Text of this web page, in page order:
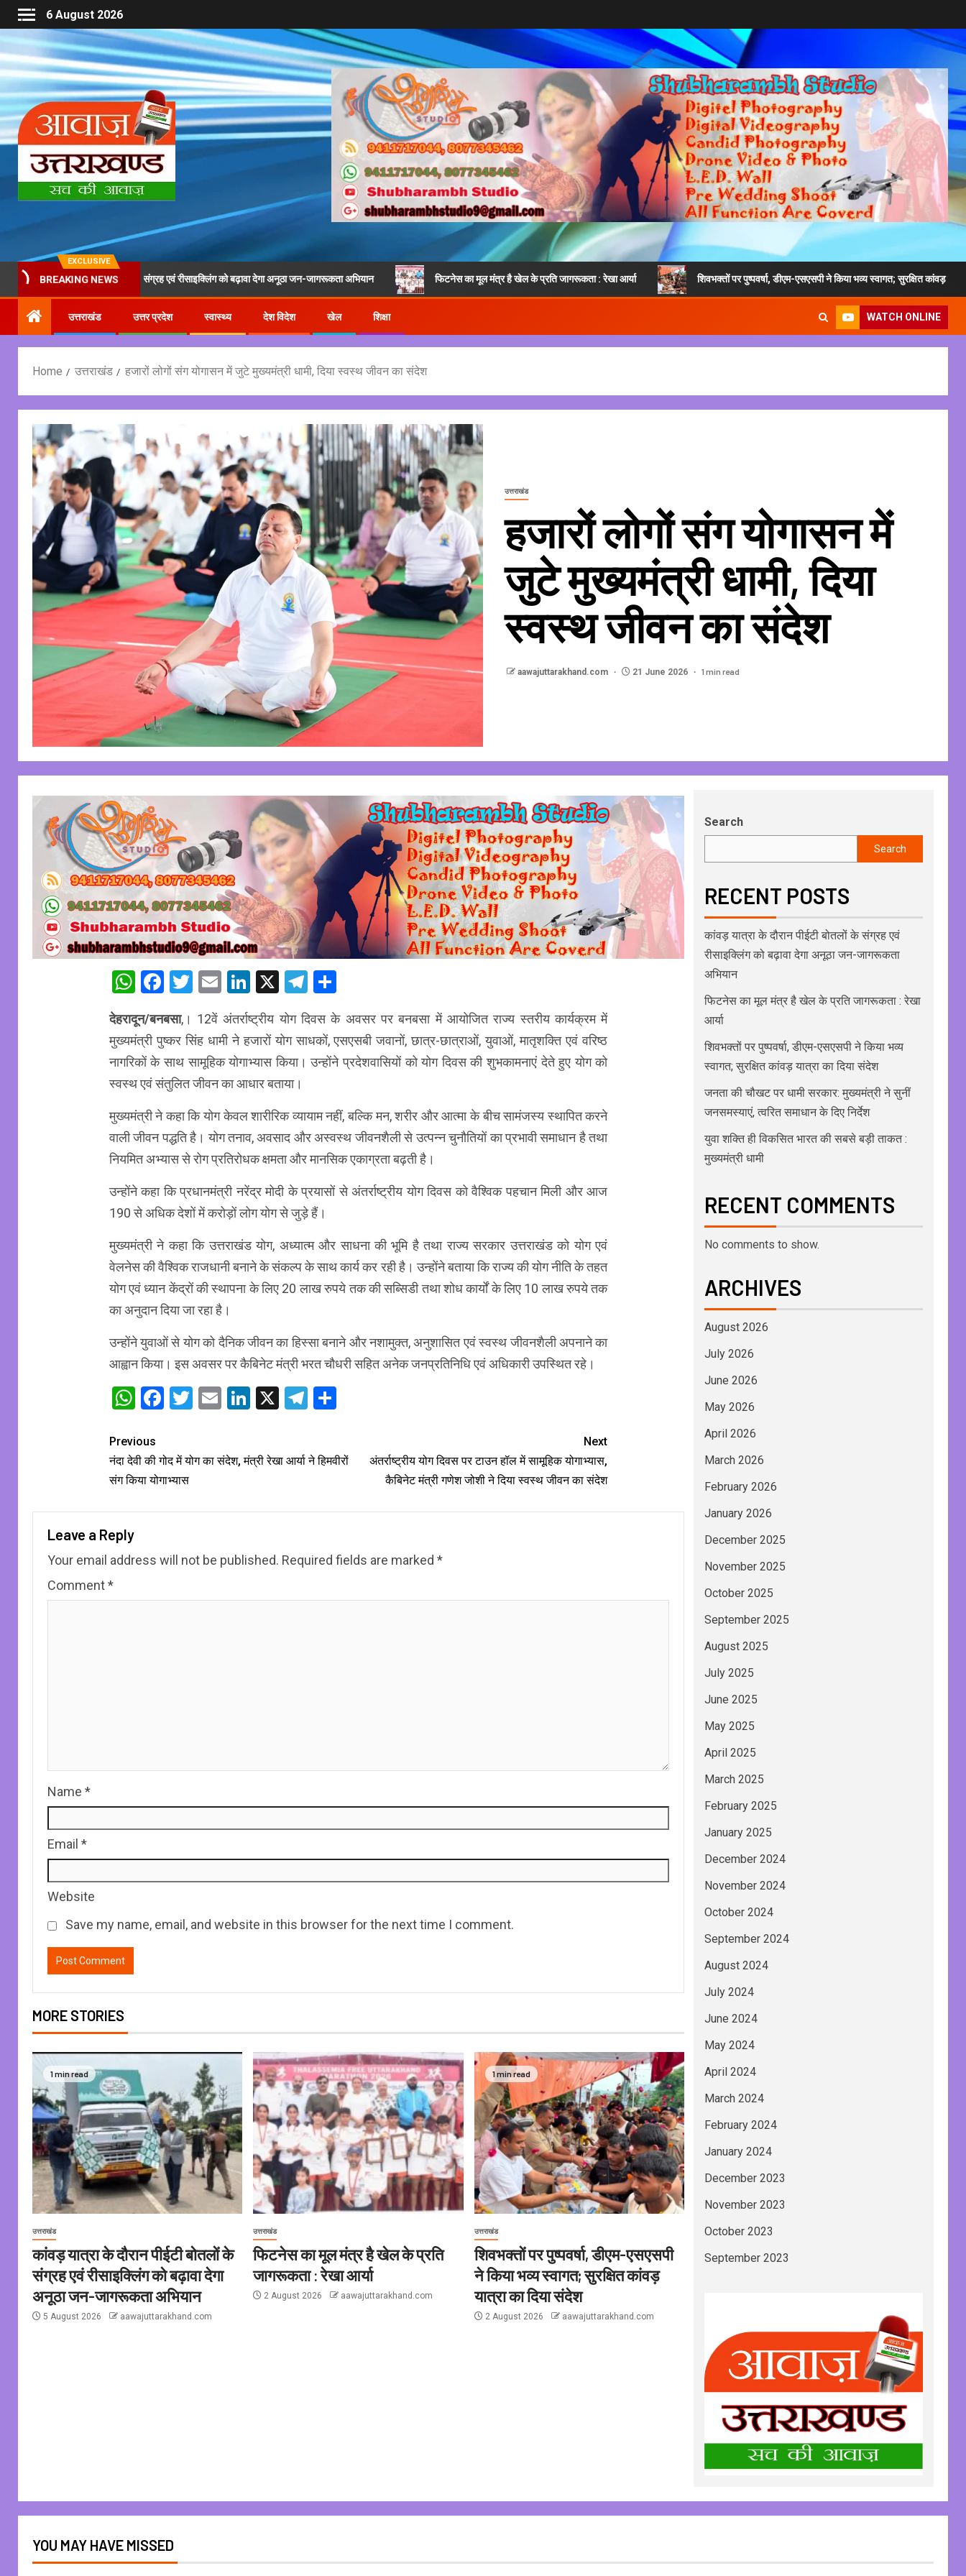
6 August 2026
EXCLUSIVE
BREAKING NEWS
दौरान पीईटी बोतलों के संग्रह एवं रीसाइक्लिंग को बढ़ावा देगा अनूठा जन-जागरूकता अभियान फिटनेस का मूल मंत्र है खेल के प्रति जागरूकता : रेखा आर्या शिवभक्तों पर पुष्पवर्षा, डीएम-एसएसपी ने किया भव्य स्वागत; सुरक्षित कांवड़ यात्रा का दिया संदेश
उत्तराखंड उत्तर प्रदेश स्वास्थ्य देश विदेश खेल शिक्षा WATCH ONLINE
Home उत्तराखंड हजारों लोगों संग योगासन में जुटे मुख्यमंत्री धामी, दिया स्वस्थ जीवन का संदेश
उत्तराखंड
हजारों लोगों संग योगासन में
जुटे मुख्यमंत्री धामी, दिया
स्वस्थ जीवन का संदेश
aawajuttarakhand.com 21 June 2026 1 min read
WhatsApp
Facebook
Twitter
EmailLinkedIn
X Telegram
Share
देहरादून/बनबसा,। 12वें अंतर्राष्ट्रीय योग दिवस के अवसर पर बनबसा में आयोजित राज्य स्तरीय कार्यक्रम में
मुख्यमंत्री पुष्कर सिंह धामी ने हजारों योग साधकों, एसएसबी जवानों, छात्र-छात्राओं, युवाओं, मातृशक्ति एवं वरिष्ठ
नागरिकों के साथ सामूहिक योगाभ्यास किया। उन्होंने प्रदेशवासियों को योग दिवस की शुभकामनाएं देते हुए योग को
स्वस्थ एवं संतुलित जीवन का आधार बताया।
मुख्यमंत्री ने कहा कि योग केवल शारीरिक व्यायाम नहीं, बल्कि मन, शरीर और आत्मा के बीच सामंजस्य स्थापित करने
वाली जीवन पद्धति है। योग तनाव, अवसाद और अस्वस्थ जीवनशैली से उत्पन्न चुनौतियों का प्रभावी समाधान है तथा
नियमित अभ्यास से रोग प्रतिरोधक क्षमता और मानसिक एकाग्रता बढ़ती है।
उन्होंने कहा कि प्रधानमंत्री नरेंद्र मोदी के प्रयासों से अंतर्राष्ट्रीय योग दिवस को वैश्विक पहचान मिली और आज
190 से अधिक देशों में करोड़ों लोग योग से जुड़े हैं।
मुख्यमंत्री ने कहा कि उत्तराखंड योग, अध्यात्म और साधना की भूमि है तथा राज्य सरकार उत्तराखंड को योग एवं
वेलनेस की वैश्विक राजधानी बनाने के संकल्प के साथ कार्य कर रही है। उन्होंने बताया कि राज्य की योग नीति के तहत
योग एवं ध्यान केंद्रों की स्थापना के लिए 20 लाख रुपये तक की सब्सिडी तथा शोध कार्यों के लिए 10 लाख रुपये तक
का अनुदान दिया जा रहा है।
उन्होंने युवाओं से योग को दैनिक जीवन का हिस्सा बनाने और नशामुक्त, अनुशासित एवं स्वस्थ जीवनशैली अपनाने का
आह्वान किया। इस अवसर पर कैबिनेट मंत्री भरत चौधरी सहित अनेक जनप्रतिनिधि एवं अधिकारी उपस्थित रहे।
WhatsApp
Facebook
Twitter
EmailLinkedIn
X Telegram
Share
Previous
नंदा देवी की गोद में योग का संदेश, मंत्री रेखा आर्या ने हिमवीरों
संग किया योगाभ्यास
Next
अंतर्राष्ट्रीय योग दिवस पर टाउन हॉल में सामूहिक योगाभ्यास,
कैबिनेट मंत्री गणेश जोशी ने दिया स्वस्थ जीवन का संदेश
Leave a Reply
Your email address will not be published. Required fields are marked *
Comment*
Name *
Email *
Website
Save my name, email, and website in this browser for the next time I comment.
MORE STORIES
1 min read
उत्तराखंड
कांवड़ यात्रा के दौरान पीईटी बोतलों के
संग्रह एवं रीसाइक्लिंग को बढ़ावा देगा
अनूठा जन-जागरूकता अभियान
5 August 2026 aawajuttarakhand.com
उत्तराखंड
फिटनेस का मूल मंत्र है खेल के प्रति
जागरूकता : रेखा आर्या
2 August 2026 aawajuttarakhand.com
1 min read
उत्तराखंड
शिवभक्तों पर पुष्पवर्षा, डीएम-एसएसपी
ने किया भव्य स्वागत; सुरक्षित कांवड़
यात्रा का दिया संदेश
2 August 2026 aawajuttarakhand.com
Search
Search
RECENT POSTS
कांवड़ यात्रा के दौरान पीईटी बोतलों के संग्रह एवं
रीसाइक्लिंग को बढ़ावा देगा अनूठा जन-जागरूकता
अभियान
फिटनेस का मूल मंत्र है खेल के प्रति जागरूकता : रेखा
आर्या
शिवभक्तों पर पुष्पवर्षा, डीएम-एसएसपी ने किया भव्य
स्वागत; सुरक्षित कांवड़ यात्रा का दिया संदेश
जनता की चौखट पर धामी सरकार: मुख्यमंत्री ने सुनीं
जनसमस्याएं, त्वरित समाधान के दिए निर्देश
युवा शक्ति ही विकसित भारत की सबसे बड़ी ताकत :
मुख्यमंत्री धामी
RECENT COMMENTS
No comments to show.
ARCHIVES
August 2026
July 2026
June 2026
May 2026
April 2026
March 2026
February 2026
January 2026
December 2025
November 2025
October 2025
September 2025
August 2025
July 2025
June 2025
May 2025
April 2025
March 2025
February 2025
January 2025
December 2024
November 2024
October 2024
September 2024
August 2024
July 2024
June 2024
May 2024
April 2024
March 2024
February 2024
January 2024
December 2023
November 2023
October 2023
September 2023
YOU MAY HAVE MISSED